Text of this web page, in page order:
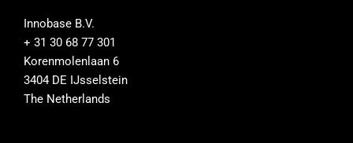
Innobase B.V.
+ 31 30 68 77 301
Korenmolenlaan 6
3404 DE IJsselstein
The Netherlands